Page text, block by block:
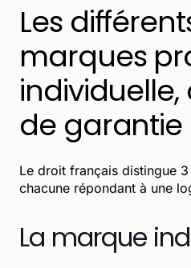
Les
marques
individuelle,
de garantie
Le droit français distingue
chacune répondant à une
La marque